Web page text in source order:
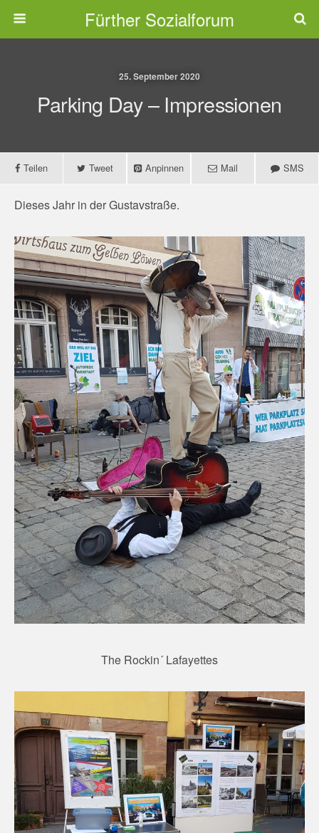
Fürther Sozialforum
25. September 2020
Parking Day – Impressionen
Teilen Tweet Anpinnen Mail SMS
Dieses Jahr in der Gustavstraße.
The Rockin´ Lafayettes